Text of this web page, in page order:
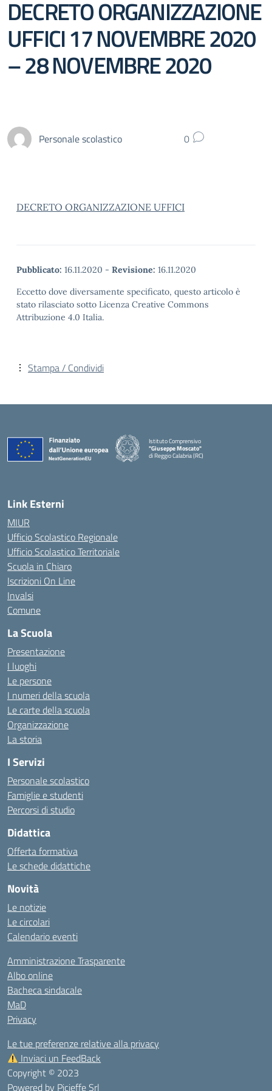
DECRETO ORGANIZZAZIONE
UFFICI 17 NOVEMBRE 2020
– 28 NOVEMBRE 2020
Personale scolastico 0
DECRETO ORGANIZZAZIONE UFFICI
Pubblicato: 16.11.2020 - Revisione: 16.11.2020
Eccetto dove diversamente specificato, questo articolo è
stato rilasciato sotto Licenza Creative Commons
Attribuzione 4.0 Italia.
Stampa / Condividi
Istituto Comprensivo
"Giuseppe Moscato"
di Reggio Calabria (RC)
— Visita la pagina iniziale della scuola
Link Esterni
MIUR
Ufficio Scolastico Regionale
Ufficio Scolastico Territoriale
Scuola in Chiaro
Iscrizioni On Line
Invalsi
Comune
La Scuola
Presentazione
I luoghi
Le persone
I numeri della scuola
Le carte della scuola
Organizzazione
La storia
I Servizi
Personale scolastico
Famiglie e studenti
Percorsi di studio
Didattica
Offerta formativa
Le schede didattiche
Novità
Le notizie
Le circolari
Calendario eventi
Amministrazione Trasparente
Albo online
Bacheca sindacale
MaD
Privacy
Le tue preferenze relative alla privacy
Inviaci un FeedBack
Copyright © 2023
Powered by Picieffe Srl